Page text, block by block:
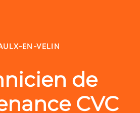
EN-VELIN
de
CVC